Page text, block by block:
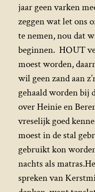
jaar geen varken
zeggen wat let ons
te nemen, nou dat
beginnen. HOUT
moest worden,
wil geen zand aan
gehaald worden bij
over Heinie en
vreselijk goed
moest in de stal
gebruikt kon
nachts als
spreken van